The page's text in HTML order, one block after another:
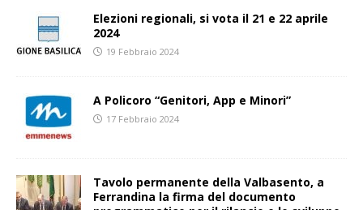
Elezioni regionali, si vota il 21 e 22 aprile
2024
19 Febbraio 2024
A Policoro “Genitori, App e Minori”
17 Febbraio 2024
Tavolo permanente della Valbasento, a
Ferrandina la firma del documento